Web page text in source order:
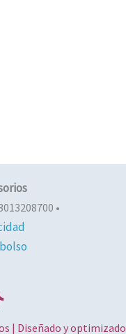
•
| Diseñado y optimizado